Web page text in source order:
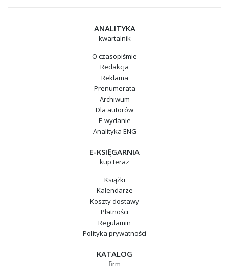
ANALITYKA
kwartalnik
O czasopiśmie
Redakcja
Reklama
Prenumerata
Archiwum
Dla autorów
E-wydanie
Analityka ENG
E-KSIĘGARNIA
kup teraz
Książki
Kalendarze
Koszty dostawy
Płatności
Regulamin
Polityka prywatności
KATALOG
firm